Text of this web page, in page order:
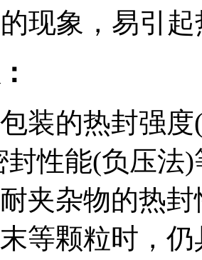
现象，易引
的热封强度
封性能(负压法
杂物的热封
等颗粒时，